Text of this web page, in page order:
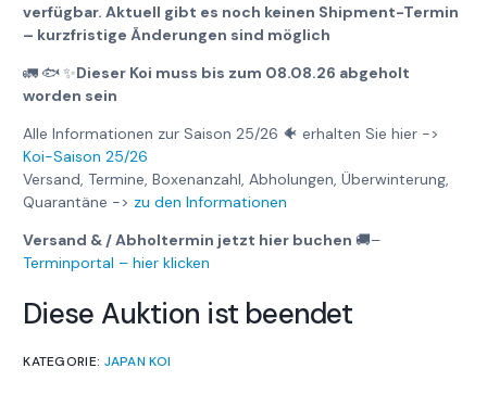
verfügbar. Aktuell gibt es noch keinen Shipment-Termin
– kurzfristige Änderungen sind möglich
🚛🐟✨Dieser Koi muss bis zum 08.08.26 abgeholt
worden sein
Alle Informationen zur Saison 25/26 🐠 erhalten Sie hier ->
Koi-Saison 25/26
Versand, Termine, Boxenanzahl, Abholungen, Überwinterung,
Quarantäne -> zu den Informationen
Versand & / Abholtermin jetzt hier buchen 🚚–
Terminportal – hier klicken
Diese Auktion ist beendet
KATEGORIE: JAPAN KOI